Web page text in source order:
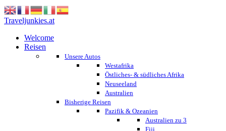
Traveljunkies.at
Welcome
Reisen
Unsere Autos
Westafrika
Östliches- & südliches Afrika
Neuseeland
Australien
Bisherige Reisen
Pazifik & Ozeanien
Australien zu 3
Fiji